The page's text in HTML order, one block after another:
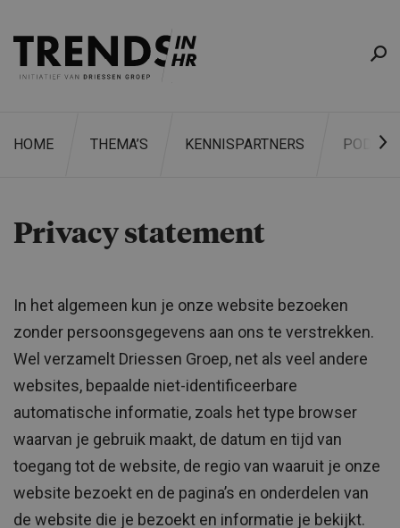
HOME THEMA’S KENNISPARTNERS
Privacy statement
In het algemeen kun je onze website bezoeken
zonder persoonsgegevens aan ons te verstrekken.
Wel verzamelt Driessen Groep, net als veel andere
websites, bepaalde niet-identificeerbare
automatische informatie, zoals het type browser
waarvan je gebruik maakt, de datum en tijd van
toegang tot de website, de regio van waaruit je onze
website bezoekt en de pagina’s en onderdelen van
de website die je bezoekt en informatie je bekijkt.